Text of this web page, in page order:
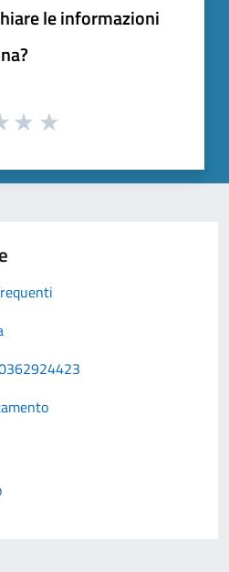
le informazioni